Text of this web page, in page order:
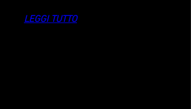
LEGGI TUTTO